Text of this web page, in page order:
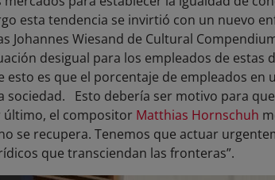
esta tendencia se invirtió con un nuevo
Johannes Wiesand de Cultural
desigual para los empleados de estas
es que el porcentaje de empleados en
sociedad. Esto debería ser motivo para
último, el compositor Matthias Hornschuh
se recupera. Tenemos que actuar
que transciendan las fronteras”.